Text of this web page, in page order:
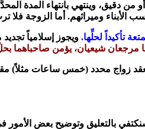
من دقيق، وينتهي بانتهاء المدة
وميراثهم. أما الزوجة فلا
تأكيداً لحلِّها. ويجوز إسلامياً
مرجعان شيعيان، يؤمن صاحباهما
زواج محدد (خمس ساعات مثلاً)
بالتعليق وتوضيح بعض الأمور